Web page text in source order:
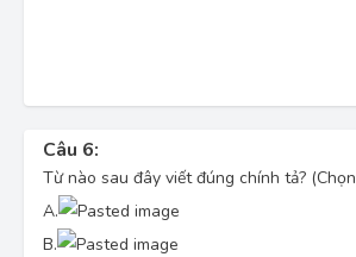
Câu 6:
Từ nào sau đây viết đúng chính tả?
A.
B.